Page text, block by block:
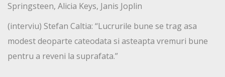
Springsteen, Alicia Keys, Janis Joplin
(interviu) Stefan Caltia: “Lucrurile bune se trag asa
modest deoparte cateodata si asteapta vremuri bune
pentru a reveni la suprafata.”